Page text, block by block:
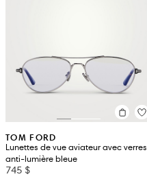
TOM FORD
Lunettes de vue aviateur avec verres
anti-lumière bleue
745 $